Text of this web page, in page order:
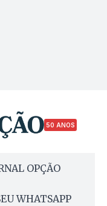
50 ANOS
OPÇÃO
WHATSAPP